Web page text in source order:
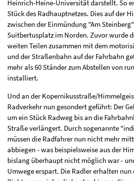
Heinrich-Heine-Universität darstellt. So
Stück des Radhauptnetzes. Dies auf der
zwischen der Einmündung "Am
Suitbertusplatz im Norden. Zuvor wurde
weiten Teilen zusammen mit dem
und der Straßenbahn auf der Fahrbahn
mehr als 60 Ständer zum Abstellen von
installiert.
Und an der Kopernikusstraße/
Radverkehr nun gesondert geführt: Der
um ein Stück Radweg bis an die
Straße verlängert. Durch sogenannte
müssen die Radfahrer nun nicht mehr
abbiegen - was beispielsweise aus der
bislang überhaupt nicht möglich war -
Umwege erspart. Die Radler erhalten